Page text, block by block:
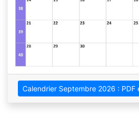
Calendrier Septembre 2026 : PDF